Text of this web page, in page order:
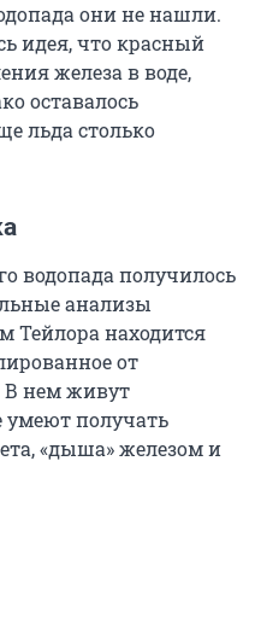
они не нашли.
идея, что красный
железа в воде,
оставалось
льда столько
водопада получилось
анализы
Тейлора находится
от
нем живут
получать
«дыша» железом и